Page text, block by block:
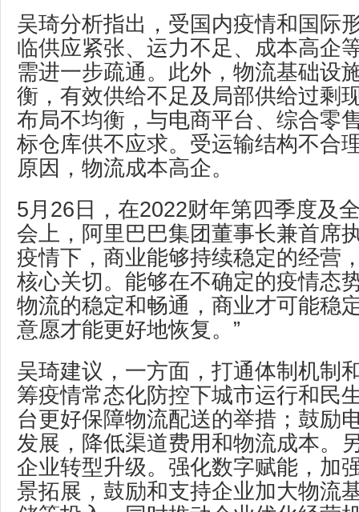
吴琦分析指出，受国内疫情和国际
临供应紧张、运力不足、成本高企
需进一步疏通。此外，物流基础设
衡，有效供给不足及局部供给过剩
布局不均衡，与电商平台、综合零
标仓库供不应求。受运输结构不合
原因，物流成本高企。
5月26日，在2022财年第四季度及
会上，阿里巴巴集团董事长兼首席
疫情下，商业能够持续稳定的经营
核心关切。能够在不确定的疫情态
物流的稳定和畅通，商业才可能稳
意愿才能更好地恢复。”
吴琦建议，一方面，打通体制机制
筹疫情常态化防控下城市运行和民
台更好保障物流配送的举措；鼓励
发展，降低渠道费用和物流成本。
企业转型升级。强化数字赋能，加
景拓展，鼓励和支持企业加大物流